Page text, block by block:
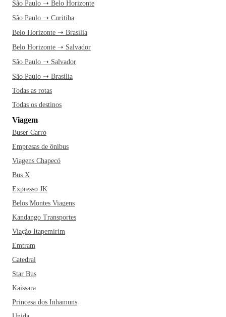
São Paulo ➝ Belo Horizonte
São Paulo ➝ Curitiba
Belo Horizonte ➝ Brasília
Belo Horizonte ➝ Salvador
São Paulo ➝ Salvador
São Paulo ➝ Brasília
Todas as rotas
Todas os destinos
Viagem
Buser Carro
Empresas de ônibus
Viagens Chapecó
Bus X
Expresso JK
Belos Montes Viagens
Kandango Transportes
Viação Itapemirim
Emtram
Catedral
Star Bus
Kaissara
Princesa dos Inhamuns